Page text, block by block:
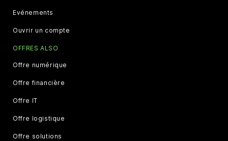
Evénements
Ouvrir un compte
OFFRES ALSO
Offre numérique
Offre financière
Offre IT
Offre logistique
Offre solutions